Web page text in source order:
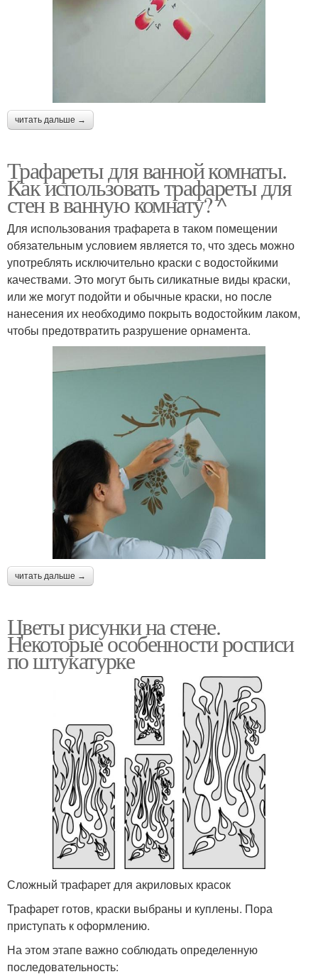
читать дальше →
Трафареты для ванной комнаты.
Как использовать трафареты для
стен в ванную комнату? ^
Для использования трафарета в таком помещении
обязательным условием является то, что здесь можно
употреблять исключительно краски с водостойкими
качествами. Это могут быть силикатные виды краски,
или же могут подойти и обычные краски, но после
нанесения их необходимо покрыть водостойким лаком,
чтобы предотвратить разрушение орнамента.
читать дальше →
Цветы рисунки на стене.
Некоторые особенности росписи
по штукатурке
Сложный трафарет для акриловых красок
Трафарет готов, краски выбраны и куплены. Пора
приступать к оформлению.
На этом этапе важно соблюдать определенную
последовательность: